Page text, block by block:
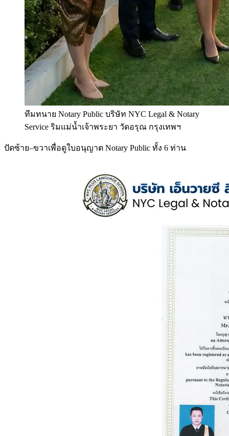
ทีมทนาย Notary Public บริษัท NYC Legal & Notary
Service ริมแม่น้ำเจ้าพระยา วัดอรุณ กรุงเทพฯ
ปัดซ้าย–ขวาเพื่อดูใบอนุญาต Notary Public ทั้ง 6 ท่าน